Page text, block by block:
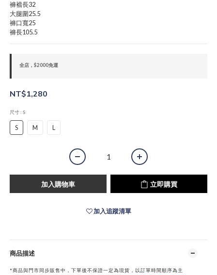
褲襠長32
大腿圍25.5
褲口寬25
褲長105.5
全店，$2000免運
NT$1,280
尺寸 : S
S M L
加入購物車 立即購買
加入追蹤清單
商品描述
*商品與門市同步販售中，下單後不保證一定為現貨，以訂單時間順序為主